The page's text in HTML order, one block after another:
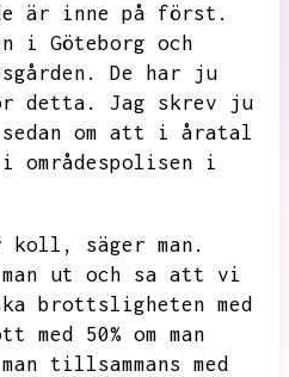
är inne på först.
i Göteborg och
De har ju
detta.
Jag skrev ju
sedan om att i åratal
områdespolisen i
koll,
säger man.
ut och sa att vi
brottsligheten med
med 50% om man
tillsammans med